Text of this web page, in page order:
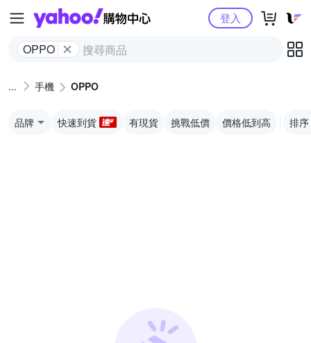
Yahoo購物中心
OPPO
登入
手機 OPPO
品牌 快速到貨 有現貨 挑戰低價 價格低到高 排序